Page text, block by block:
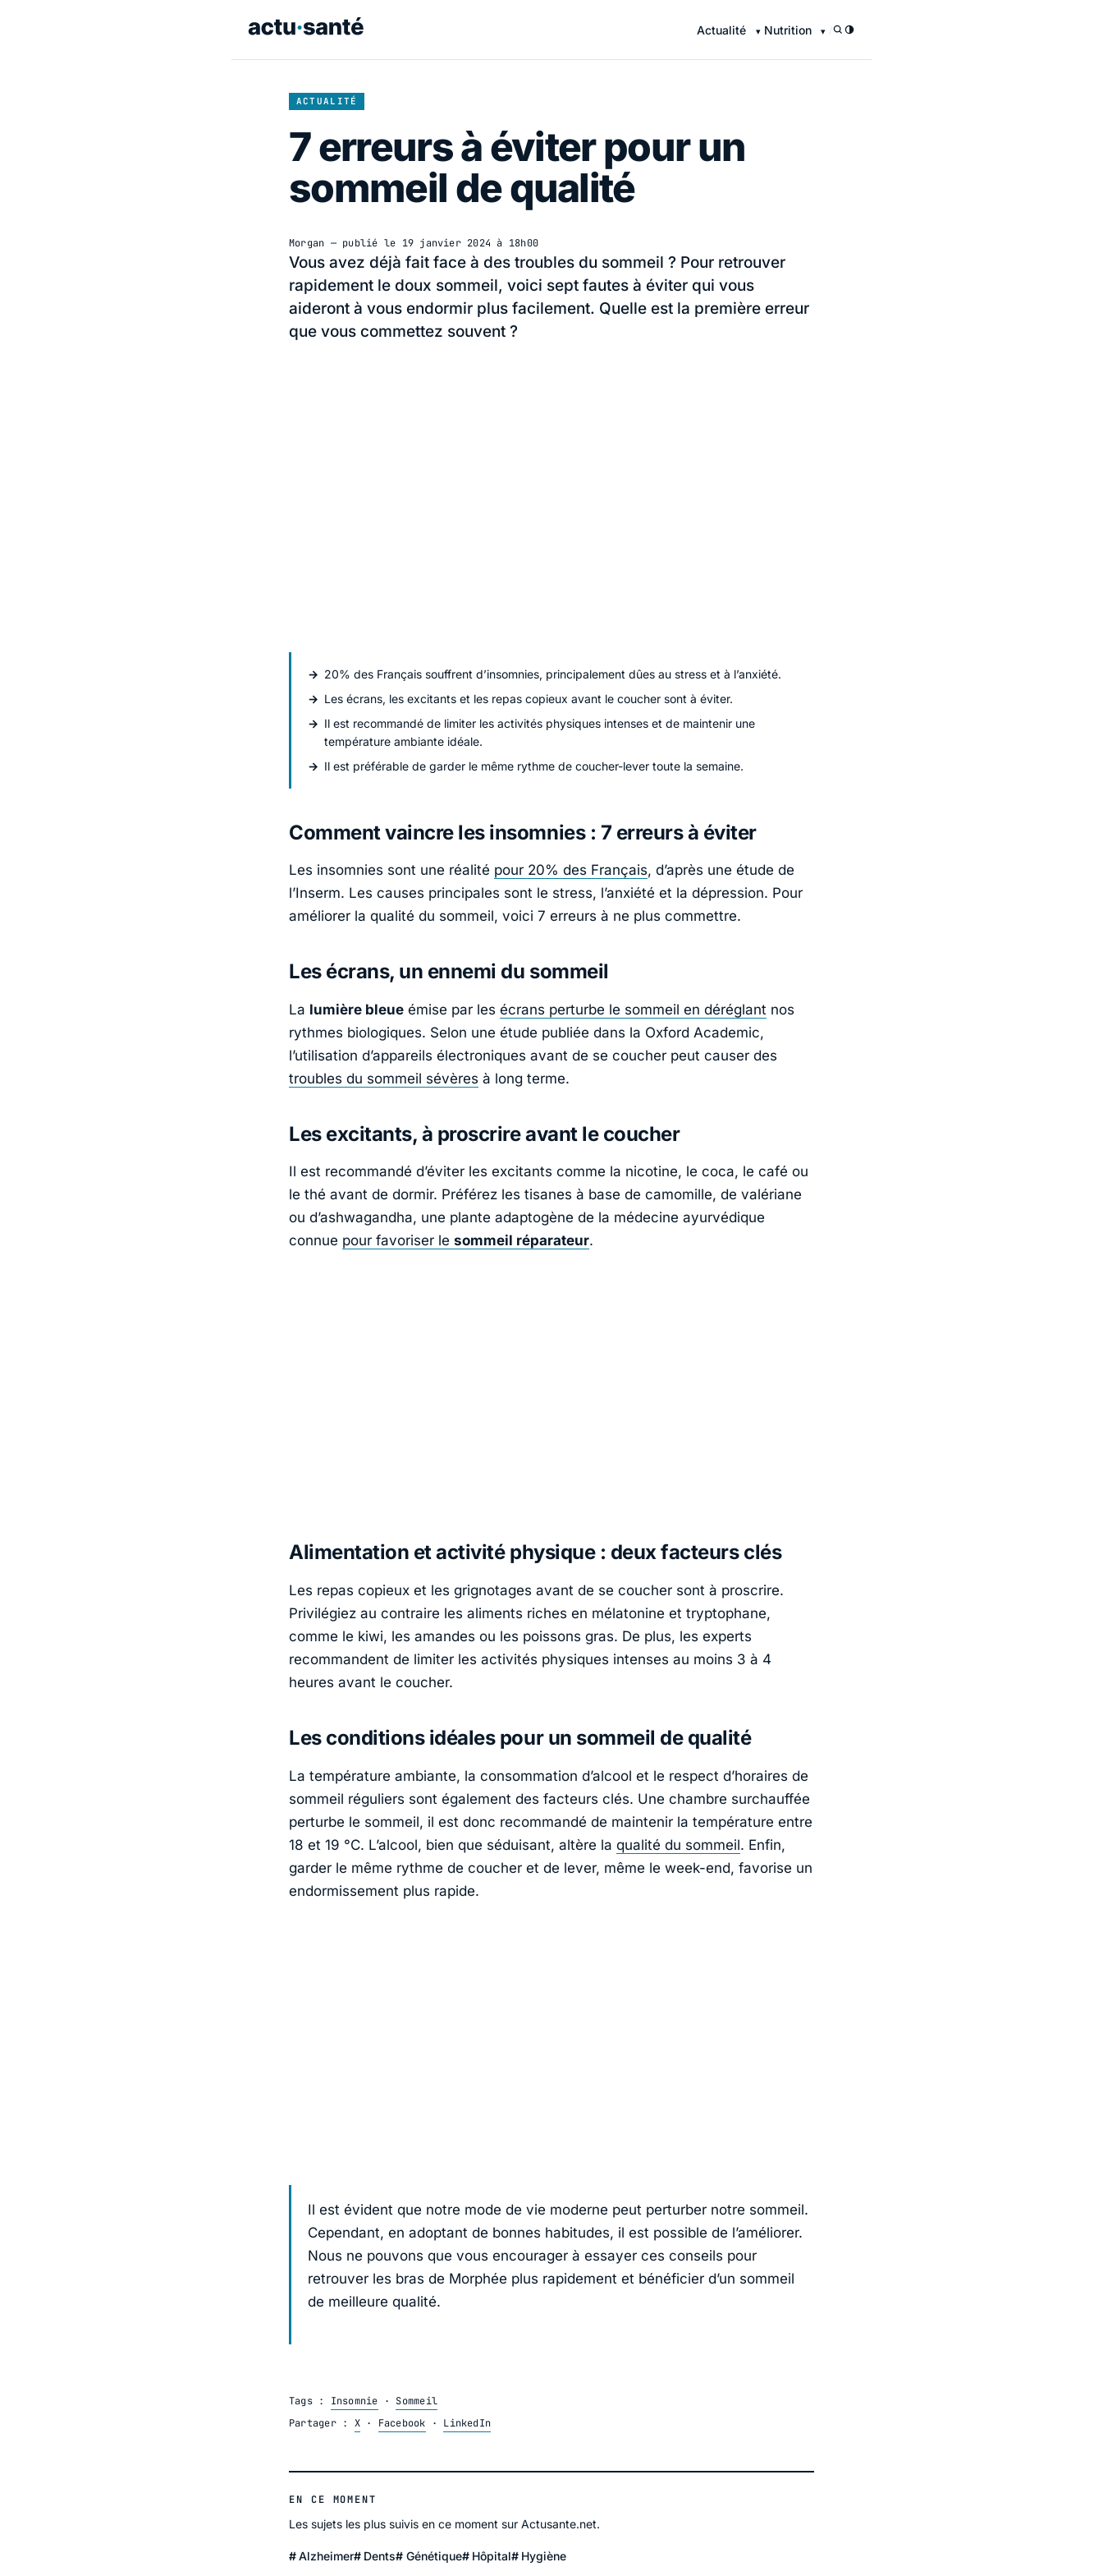
Actualité Nutrition /
ACTUALITÉ
7 erreurs à éviter pour un
sommeil de qualité
Morgan — publié le 19 janvier 2024 à 18h00
Vous avez déjà fait face à des troubles du sommeil ? Pour retrouver
rapidement le doux sommeil, voici sept fautes à éviter qui vous
aideront à vous endormir plus facilement. Quelle est la première erreur
que vous commettez souvent ?
20% des Français souffrent d’insomnies, principalement dûes au stress et à l’anxiété.
Les écrans, les excitants et les repas copieux avant le coucher sont à éviter.
Il est recommandé de limiter les activités physiques intenses et de maintenir une
température ambiante idéale.
Il est préférable de garder le même rythme de coucher-lever toute la semaine.
Comment vaincre les insomnies : 7 erreurs à éviter
Les insomnies sont une réalité pour 20% des Français, d’après une étude de
l’Inserm. Les causes principales sont le stress, l’anxiété et la dépression. Pour
améliorer la qualité du sommeil, voici 7 erreurs à ne plus commettre.
Les écrans, un ennemi du sommeil
La lumière bleue émise par les écrans perturbe le sommeil en déréglant nos
rythmes biologiques. Selon une étude publiée dans la Oxford Academic,
l’utilisation d’appareils électroniques avant de se coucher peut causer des
troubles du sommeil sévères à long terme.
Les excitants, à proscrire avant le coucher
Il est recommandé d’éviter les excitants comme la nicotine, le coca, le café ou
le thé avant de dormir. Préférez les tisanes à base de camomille, de valériane
ou d’ashwagandha, une plante adaptogène de la médecine ayurvédique
connue pour favoriser le sommeil réparateur.
Alimentation et activité physique : deux facteurs clés
Les repas copieux et les grignotages avant de se coucher sont à proscrire.
Privilégiez au contraire les aliments riches en mélatonine et tryptophane,
comme le kiwi, les amandes ou les poissons gras. De plus, les experts
recommandent de limiter les activités physiques intenses au moins 3 à 4
heures avant le coucher.
Les conditions idéales pour un sommeil de qualité
La température ambiante, la consommation d’alcool et le respect d’horaires de
sommeil réguliers sont également des facteurs clés. Une chambre surchauffée
perturbe le sommeil, il est donc recommandé de maintenir la température entre
18 et 19 °C. L’alcool, bien que séduisant, altère la qualité du sommeil. Enfin,
garder le même rythme de coucher et de lever, même le week-end, favorise un
endormissement plus rapide.
Il est évident que notre mode de vie moderne peut perturber notre sommeil.
Cependant, en adoptant de bonnes habitudes, il est possible de l’améliorer.
Nous ne pouvons que vous encourager à essayer ces conseils pour
retrouver les bras de Morphée plus rapidement et bénéficier d’un sommeil
de meilleure qualité.
Tags : Insomnie · Sommeil
Partager : X· Facebook · LinkedIn
EN CE MOMENT
Les sujets les plus suivis en ce moment sur Actusante.net.
Alzheimer Dents Génétique Hôpital Hygiène